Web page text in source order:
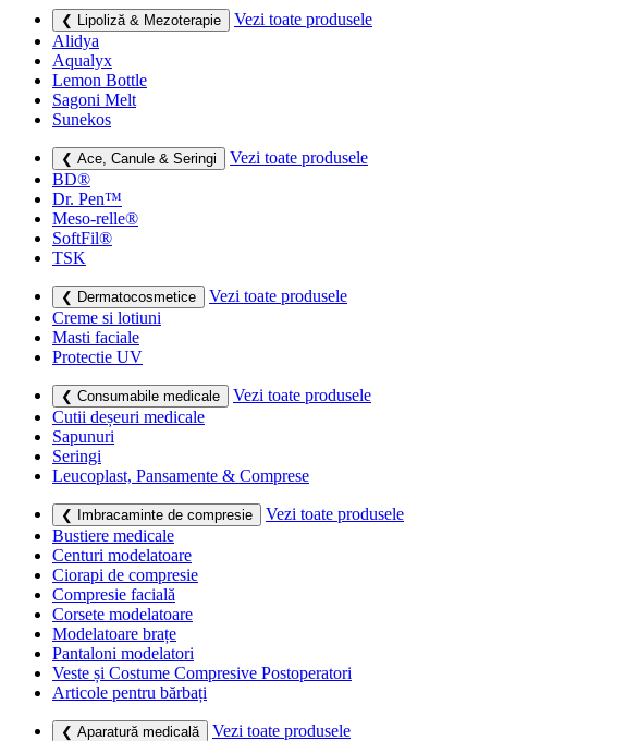
❮ Lipoliză & Mezoterapie
Vezi toate produsele
Alidya
Aqualyx
Lemon Bottle
Sagoni Melt
Sunekos
❮ Ace, Canule & Seringi
Vezi toate produsele
BD®
Dr. Pen™
Meso-relle®
SoftFil®
TSK
❮ Dermatocosmetice
Vezi toate produsele
Creme si lotiuni
Masti faciale
Protectie UV
❮ Consumabile medicale
Vezi toate produsele
Cutii deșeuri medicale
Sapunuri
Seringi
Leucoplast, Pansamente & Comprese
❮ Imbracaminte de compresie
Vezi toate produsele
Bustiere medicale
Centuri modelatoare
Ciorapi de compresie
Compresie facială
Corsete modelatoare
Modelatoare brațe
Pantaloni modelatori
Veste și Costume Compresive Postoperatori
Articole pentru bărbați
❮ Aparatură medicală
Vezi toate produsele